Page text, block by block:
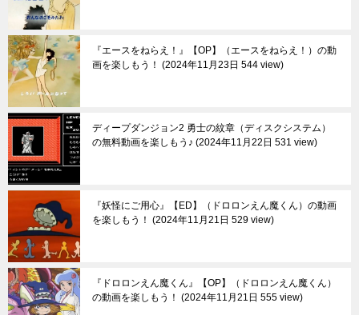
『エースをねらえ！』【OP】（エースをねらえ！）の動
画を楽しもう！
2024年11月23日 544 view
ディープダンジョン2 勇士の紋章（ディスクシステム）
の無料動画を楽しもう♪ 2024年11月22日 531 view
『妖怪にご用心』【ED】（ドロロンえん魔くん）の動画
を楽しもう！
2024年11月21日 529 view
『ドロロンえん魔くん』【OP】（ドロロンえん魔くん）
の動画を楽しもう！
2024年11月21日 555 view